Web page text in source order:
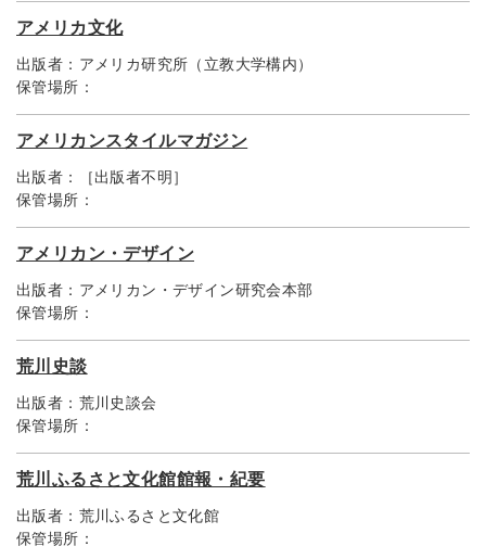
アメリカ文化
出版者： アメリカ研究所（立教大学構内）
保管場所：
アメリカンスタイルマガジン
出版者：
［出版者不明］
保管場所：
アメリカン・デザイン
出版者： アメリカン・デザイン研究会本部
保管場所：
荒川史談
出版者： 荒川史談会
保管場所：
荒川ふるさと文化館館報・紀要
出版者： 荒川ふるさと文化館
保管場所：